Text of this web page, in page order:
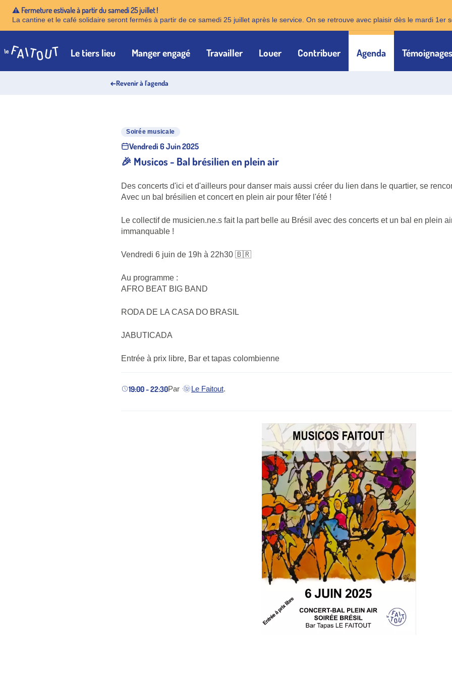
⚠️ Fermeture estivale à partir du samedi 25 juillet !
La cantine et le café solidaire seront fermés à partir de ce samedi 25 juillet après le service. On se retrouve avec plaisir dès le mardi 1er
Accueil Le tiers lieu Manger engagé Travailler Louer Contribuer Agenda Témoignages
←Revenir à l'agenda
Soirée musicale
Vendredi 6 Juin 2025
🎉 Musicos - Bal brésilien en plein air
Des concerts d'ici et d'ailleurs pour danser mais aussi créer du lien dans le quartier, se
Avec un bal brésilien et concert en plein air pour fêter l'été !
Le collectif de musicien.ne.s fait la part belle au Brésil avec des concerts et un bal en plein
immanquable !
Vendredi 6 juin de 19h à 22h30 🇧🇷
Au programme :
AFRO BEAT BIG BAND
RODA DE LA CASA DO BRASIL
JABUTICADA
Entrée à prix libre, Bar et tapas colombienne
19:00 - 22:30Par Le Faitout
(nouvel onglet)
.